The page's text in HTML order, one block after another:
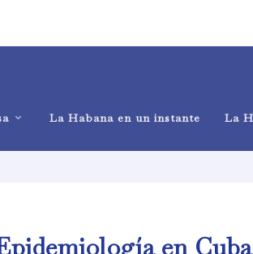
La Habana en un instante La
en Cuba